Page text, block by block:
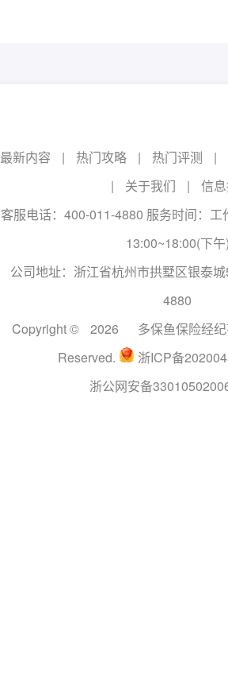
最新内容 | 热门攻略 | 热门评测 |
|
关于我们 |
信
客服电话：400-011-4880 服务时间：工
13:00~18:00(下午)
公司地址：浙江省杭州市拱墅区银泰
4880
Copyright ©
2026 多保鱼保险经
Reserved.
浙ICP备
浙公网安备